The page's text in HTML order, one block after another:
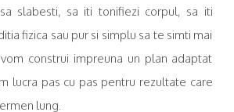
slabesti, sa iti tonifiezi corpul, sa iti
fizica sau pur si simplu sa te simti mai
construi impreuna un plan adaptat
lucra pas cu pas pentru rezultate care
lung.